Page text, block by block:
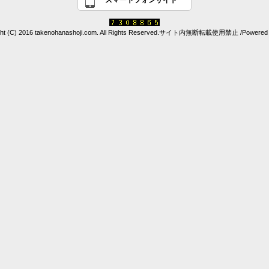
(C) 2016 takenohanashoji.com. All Rights Reserved.サイト内無断転載使用禁止 /